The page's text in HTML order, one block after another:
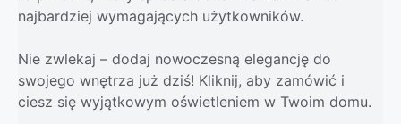
najbardziej wymagających użytkowników.
Nie zwlekaj – dodaj nowoczesną elegancję do
swojego wnętrza już dziś! Kliknij, aby zamówić i
ciesz się wyjątkowym oświetleniem w Twoim domu.